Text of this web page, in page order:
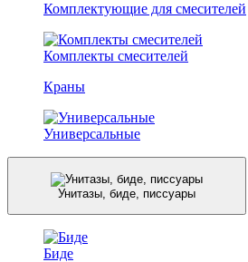
Комплектующие для смесителей
Комплекты смесителей
Краны
Универсальные
Унитазы, биде, писсуары
Биде